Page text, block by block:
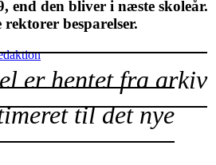
end den bliver i næste skoleår.
besparelser.
er hentet fra arkiv
til det nye